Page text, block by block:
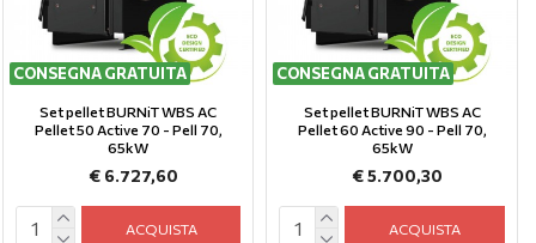
CONSEGNA GRATUITA
Set pellet BURNiT WBS AC
Pellet 50 Active 70 - Pell 70,
65kW
€ 6.727,60
ACQUISTA
CONSEGNA GRATUITA
Set pellet BURNiT WBS AC
Pellet 60 Active 90 - Pell 70,
65kW
€ 5.700,30
ACQUISTA